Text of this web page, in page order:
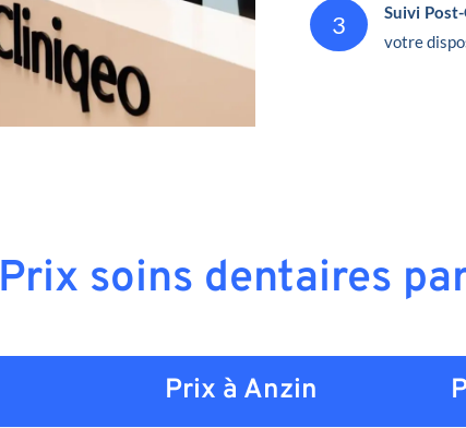
3 Suivi
votre
Prix soins dentaires
Prix à Anzin